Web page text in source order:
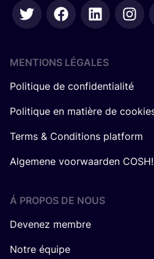
MENTIONS LÉGALES
Politique de confidentialité
Politique en matière de
Terms & Conditions platform
Algemene voorwaarden
Á PROPOS DE NOUS
Devenez membre
Notre équipe